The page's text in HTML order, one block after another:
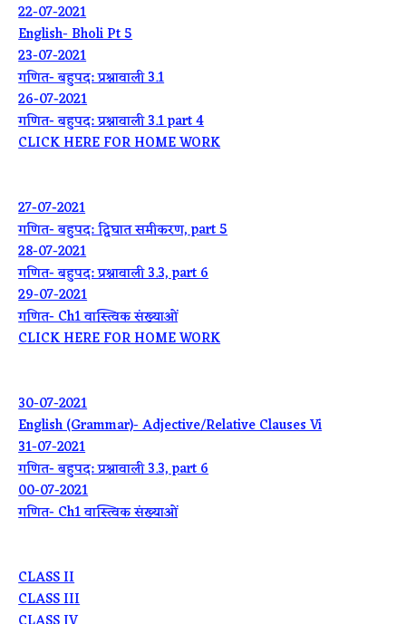
22-07-2021
English- Bholi Pt 5
23-07-2021
गणित- बहुपद: प्रश्नावाली 3.1
26-07-2021
गणित- बहुपद: प्रश्नावाली 3.1 part 4
CLICK HERE FOR HOME WORK
27-07-2021
गणित- बहुपद: द्विघात समीकरण, part 5
28-07-2021
गणित- बहुपद: प्रश्नावाली 3.3, part 6
29-07-2021
गणित- Ch1 वास्त्विक संख्याओं
CLICK HERE FOR HOME WORK
30-07-2021
English (Grammar)- Adjective/Relative Clauses Vi
31-07-2021
गणित- बहुपद: प्रश्नावाली 3.3, part 6
00-07-2021
गणित- Ch1 वास्त्विक संख्याओं
CLASS II
CLASS III